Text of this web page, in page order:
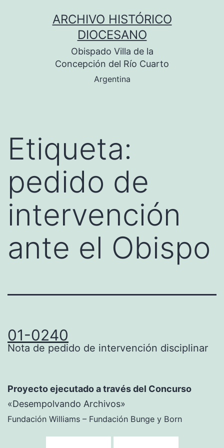
ARCHIVO HISTÓRICO
DIOCESANO
Obispado Villa de la
Concepción del Río Cuarto
Argentina
Etiqueta:
pedido de
intervención
ante el Obispo
01-0240
Nota de pedido de intervención disciplinar
Proyecto ejecutado a través del Concurso
«Desempolvando Archivos»
Fundación Williams – Fundación Bunge y Born